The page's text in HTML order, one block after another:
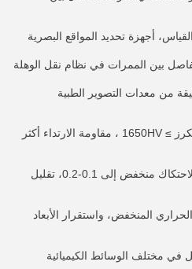
أجهزة تحديد المواقع البصرية
بين الممرات في نظام نقل الوهلة
من معدات التصوير الطبية
صلابة فيكرز ≥ 1650HV ، مقاومة الارتداء أكثر
معامل الاحتكاك منخفض إلى 0.1-0.2، تقليل
المنخفض، واستقرار الأبعاد
في مختلف الوسائط الكيميائية